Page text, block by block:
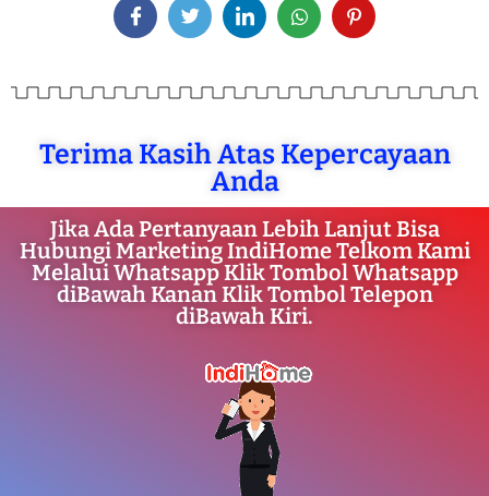
Terima Kasih Atas Kepercayaan
Anda
Jika Ada Pertanyaan Lebih Lanjut Bisa
Hubungi Marketing IndiHome Telkom Kami
Melalui Whatsapp Klik Tombol Whatsapp
diBawah Kanan Klik Tombol Telepon
diBawah Kiri.